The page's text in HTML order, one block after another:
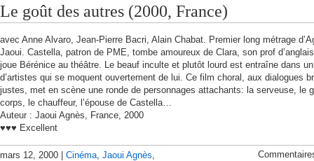
Le goût des autres (2000, France)
avec Anne Alvaro, Jean-Pierre Bacri, Alain Chabat. Premier long métrage
Jaoui. Castella, patron de PME, tombe amoureux de Clara, son prof
joue Bérénice au théâtre. Le beauf inculte et plutôt lourd est entraîne dans
d’artistes qui se moquent ouvertement de lui. Ce film choral, aux dialogues
justes, met en scène une ronde de personnages attachants: la serveuse, le
corps, le chauffeur, l’épouse de Castella…
Auteur : Jaoui Agnès, France, 2000
♥♥♥ Excellent
mars 12, 2000 | Cinéma, Jaoui Agnès,